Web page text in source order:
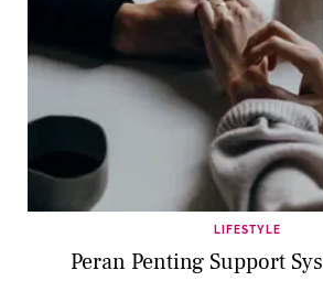
LIFESTYLE
Peran Penting Support